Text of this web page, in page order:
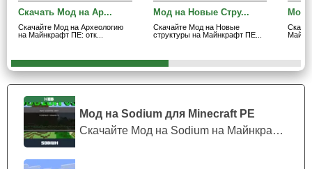
Мод на Sodium для Minecraft PE
Скачайте Мод на Sodium на Майнкрафт П...
Деревни
мод на Новые структуры в Minecraft Bedrock сохраняет
баланс выживания. В сундуках нет чрезмерно мощных
наград, поэтому развитие остается честным и
постепенным.
Вместо полного комплекта алмазной брони игрок чаще
найдет еду, инструменты, материалы и другие полезные
Скачать Мод на Ар...
Скачайте Мод на Археологию
на Майнкрафт ПЕ: отк...
Мод на Новые Стру...
Скачайте Мод на Новые
структуры на Майнкрафт ПЕ...
Мод